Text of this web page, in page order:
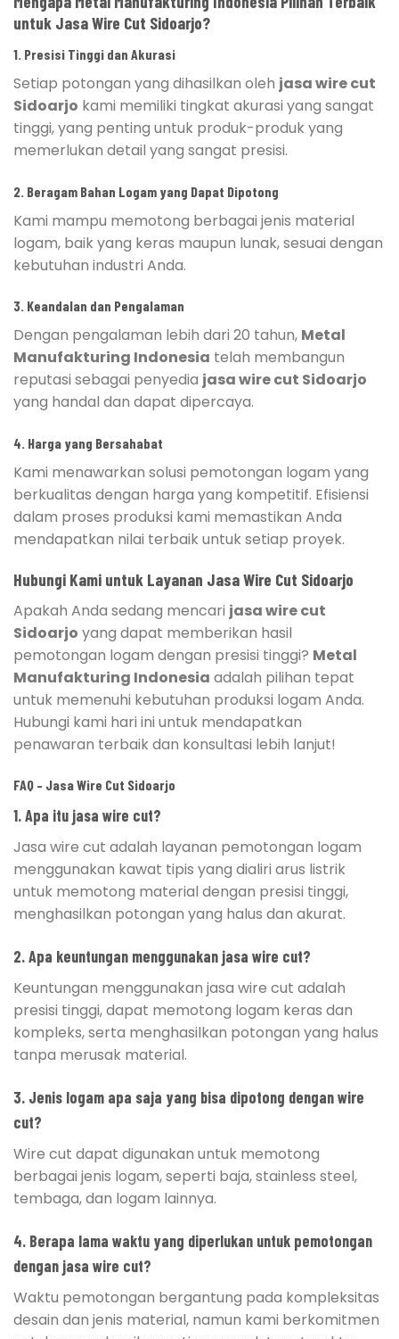
untuk Jasa Wire Cut Sidoarjo?
1. Presisi Tinggi dan Akurasi
Setiap potongan yang dihasilkan oleh jasa wire cut
Sidoarjo kami memiliki tingkat akurasi yang sangat
tinggi, yang penting untuk produk-produk yang
memerlukan detail yang sangat presisi.
2. Beragam Bahan Logam yang Dapat Dipotong
Kami mampu memotong berbagai jenis material
logam, baik yang keras maupun lunak, sesuai dengan
kebutuhan industri Anda.
3. Keandalan dan Pengalaman
Dengan pengalaman lebih dari 20 tahun, Metal
Manufakturing Indonesia telah membangun
reputasi sebagai penyedia jasa wire cut Sidoarjo
yang handal dan dapat dipercaya.
4. Harga yang Bersahabat
Kami menawarkan solusi pemotongan logam yang
berkualitas dengan harga yang kompetitif. Efisiensi
dalam proses produksi kami memastikan Anda
mendapatkan nilai terbaik untuk setiap proyek.
Hubungi Kami untuk Layanan Jasa Wire Cut Sidoarjo
Apakah Anda sedang mencari jasa wire cut
Sidoarjo yang dapat memberikan hasil
pemotongan logam dengan presisi tinggi? Metal
Manufakturing Indonesia adalah pilihan tepat
untuk memenuhi kebutuhan produksi logam Anda.
Hubungi kami hari ini untuk mendapatkan
penawaran terbaik dan konsultasi lebih lanjut!
FAQ – Jasa Wire Cut Sidoarjo
1. Apa itu jasa wire cut?
Jasa wire cut adalah layanan pemotongan logam
menggunakan kawat tipis yang dialiri arus listrik
untuk memotong material dengan presisi tinggi,
menghasilkan potongan yang halus dan akurat.
2. Apa keuntungan menggunakan jasa wire cut?
Keuntungan menggunakan jasa wire cut adalah
presisi tinggi, dapat memotong logam keras dan
kompleks, serta menghasilkan potongan yang halus
tanpa merusak material.
3. Jenis logam apa saja yang bisa dipotong dengan wire
cut?
Wire cut dapat digunakan untuk memotong
berbagai jenis logam, seperti baja, stainless steel,
tembaga, dan logam lainnya.
4. Berapa lama waktu yang diperlukan untuk pemotongan
dengan jasa wire cut?
Waktu pemotongan bergantung pada kompleksitas
desain dan jenis material, namun kami berkomitmen